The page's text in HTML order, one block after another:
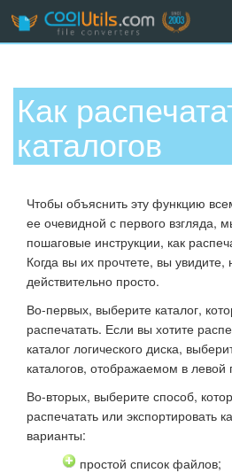
Как
каталогов
Чтобы объяснить эту функцию
ее очевидной с первого взгляда,
пошаговые инструкции, как
Когда вы их прочтете, вы увидите,
действительно просто.
Во-первых, выберите каталог,
распечатать. Если вы хотите
каталог логического диска,
каталогов, отображаемом в
Во-вторых, выберите способ,
распечатать или экспортировать
варианты:
простой список файлов;